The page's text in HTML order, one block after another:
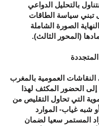
بالتحليل الدواعي
تبني سياسة الطاقات
الصورة الشاملة
(المحور الثالث).
العمومية بالمغرب
إلى الحضور المكثف لهذا
التي تحاول التقليص من
شبه غياب- الموارد
المستمر سعيا لضمان